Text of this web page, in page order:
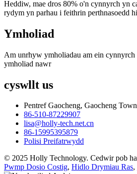
Heddiw, mae dros 80% o'n cynnyrch yn
rydym yn parhau i feithrin perthnasoedd
Ymholiad
Am unrhyw ymholiadau am ein
ymholiad nawr
cyswllt us
Pentref Gaocheng, Gaocheng
86-510-87229907
lisa@holly-tech.net.cn
86-15995395879
Polisi Preifatrwydd
© 2025 Holly Technology. Cedwir pob
Pwmp Dosio Costig, Hidlo Drymiau Ras,